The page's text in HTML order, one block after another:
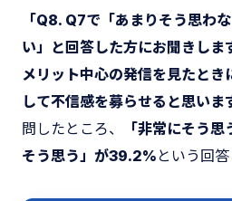
「Q8. Q7で「あまりそう思わ
い」と回答した方にお聞きしま
メリット中心の発信を見たとき
して不信感を募らせると思いま
問したところ、
「非常にそう
そう思う」が39.2% という回答